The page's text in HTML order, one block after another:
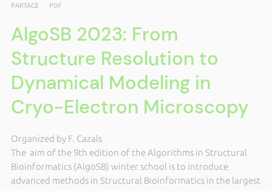
PARTAGE PDF
AlgoSB 2023: From
Structure Resolution to
Dynamical Modeling in
Cryo-Electron Microscopy
Organized by F. Cazals
The aim of the 9th edition of the Algorithms in Structural
Bioinformatics (AlgoSB) winter school is to introduce
advanced methods in Structural Bioinformatics in the largest